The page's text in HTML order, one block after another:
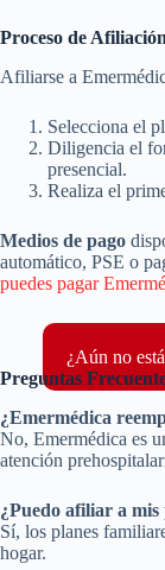
Proceso de
Afiliarse a
Selecciona el
Diligencia el
presencial.
Realiza el
Medios de pago
automático, PSE o
puedes pagar
¿Aún no
Preguntas
¿Emermédica
No, Emermédica es
atención
¿Puedo afiliar a mis
Sí, los planes
hogar.